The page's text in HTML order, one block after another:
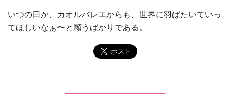
いつの日か、カオルバレエからも、世界に羽ばたいていっ
てほしいなぁ〜と願うばかりである。